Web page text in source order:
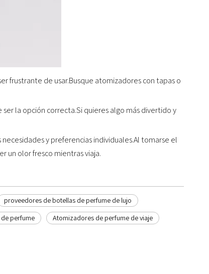
frustrante de usar.Busque atomizadores con tapas o
la opción correcta.Si quieres algo más divertido y
y preferencias individuales.Al tomarse el
un olor fresco mientras viaja.
proveedores de botellas de perfume de lujo
perfume Atomizadores de perfume de viaje